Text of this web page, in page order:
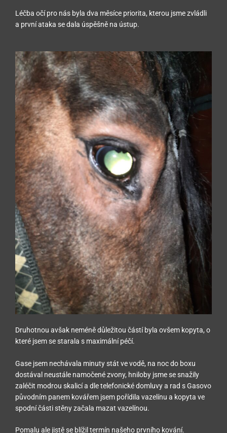
Léčba očí pro nás byla dva měsíce priorita, kterou jsme zvládli
a první ataka se dala úspěšně na ústup.
Druhotnou avšak neméně důležitou částí byla ovšem kopyta, o
které jsem se starala s maximální péčí.
Gase jsem nechávala minuty stát ve vodě, na noc do boxu
dostával neustále namočené zvony, hniloby jsme se snažily
zaléčit modrou skalicí a dle telefonické domluvy a rad s Gasovo
původním panem kovářem jsem pořídila vazelínu a kopyta ve
spodní části stěny začala mazat vazelínou.
Pomalu ale jistě se blížil termín našeho prvního kování.